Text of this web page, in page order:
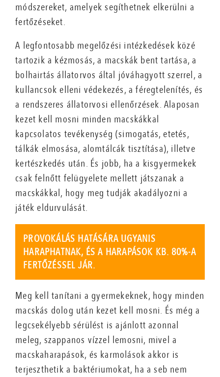
módszereket, amelyek segíthetnek elkerülni a
fertőzéseket.
A legfontosabb megelőzési intézkedések közé
tartozik a kézmosás, a macskák bent tartása, a
bolhairtás állatorvos által jóváhagyott szerrel, a
kullancsok elleni védekezés, a féregtelenítés, és
a rendszeres állatorvosi ellenőrzések. Alaposan
kezet kell mosni minden macskákkal
kapcsolatos tevékenység (simogatás, etetés,
tálkák elmosása, alomtálcák tisztítása), illetve
kertészkedés után. És jobb, ha a kisgyermekek
csak felnőtt felügyelete mellett játszanak a
macskákkal, hogy meg tudják akadályozni a
játék eldurvulását.
PROVOKÁLÁS HATÁSÁRA UGYANIS
HARAPHATNAK, ÉS A HARAPÁSOK KB. 80%-A
FERTŐZÉSSEL JÁR.
Meg kell tanítani a gyermekeknek, hogy minden
macskás dolog után kezet kell mosni. És még a
legcsekélyebb sérülést is ajánlott azonnal
meleg, szappanos vízzel lemosni, mivel a
macskaharapások, és karmolások akkor is
terjeszthetik a baktériumokat, ha a seb nem